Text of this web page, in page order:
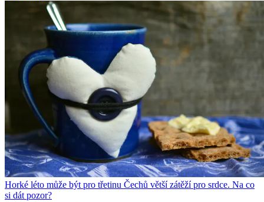
Horké léto může být pro třetinu Čechů větší zátěží pro srdce. Na co
si dát pozor?